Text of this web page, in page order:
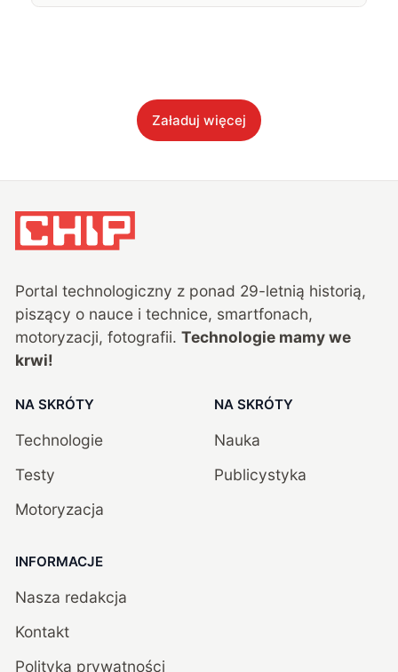
Załaduj więcej
Portal technologiczny z ponad 29-letnią historią,
piszący o nauce i technice, smartfonach,
motoryzacji, fotografii. Technologie mamy we
krwi!
NA SKRÓTY
Technologie
Testy
Motoryzacja
NA SKRÓTY
Nauka
Publicystyka
INFORMACJE
Nasza redakcja
Kontakt
Polityka prywatności